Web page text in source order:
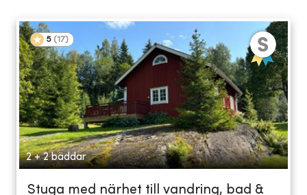
5 (17)
2 + 2 bäddar
Stuga med närhet till vandring, bad &